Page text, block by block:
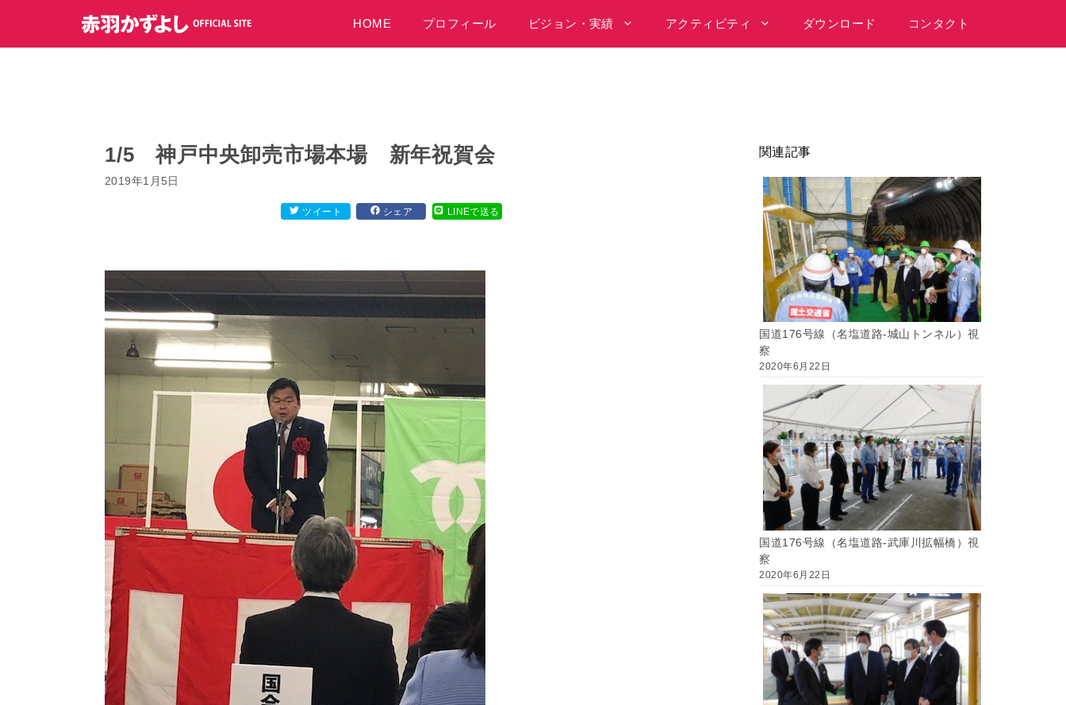
テ
HOME プロフィール ビジョン・実績 アクティビティ ダウンロード コンタクト
1/5 神戸中央卸売市場本場 新年祝賀会
2019年1月5日
ツイート シェア LINEで送る
関連記事
国道176号線（名塩道路-城山トンネル）視
察
2020年6月22日
国道176号線（名塩道路-武庫川拡幅橋）視
察
2020年6月22日